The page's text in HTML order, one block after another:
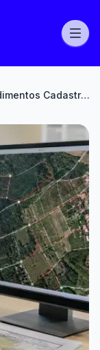
Procedimentos Cadastrais, SICS e BUPi